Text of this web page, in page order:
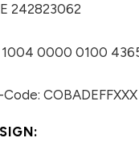
242823062
1004 0000 0100
COBADEFFXXX